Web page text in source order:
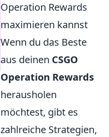
Operation Rewards
maximieren kannst
Wenn du das Beste
aus deinen CSGO
Operation Rewards
herausholen
möchtest, gibt es
zahlreiche Strategien,